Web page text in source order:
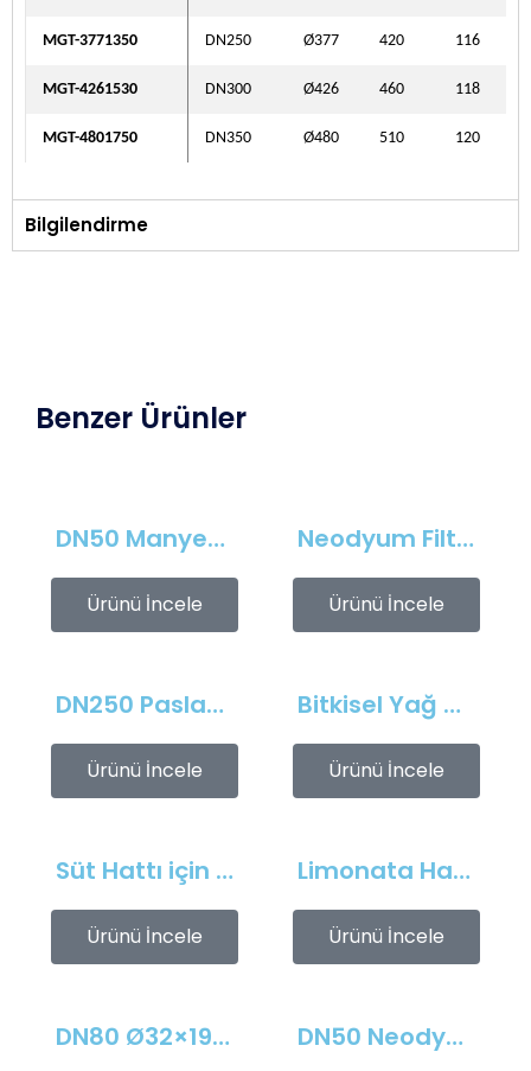
MGT-3771350 DN250 Ø377 420 116
MGT-4261530 DN300 Ø426 460 118
MGT-4801750 DN350 Ø480 510 120
Bilgilendirme
Benzer Ürünler
DN50 Manyetik Filtre – D25x170 mm Bar Boyu – Paslanmaz
Ürünü İncele
Neodyum Filtre Mıknatıs – Sıvı Hatlarda Metal Partikül Tutucu, Gıda ve Kimya Sanayi İçin Paslanmaz, Sızdırmaz ve Yüksek Gauss Manyetik Filtre Çözümü
Ürünü İncele
DN250 Paslanmaz Yüksek Basınca Dayanıklı Manyetik Filtre – Petrol Hatları İçin
Ürünü İncele
Bitkisel Yağ Dolum Hattı için DN80 Manşonlu Neodyum Manyetik Filtre – 304 Paslanmaz, 7–8 kGauss
Ürünü İncele
Süt Hattı için Metal Tutucu Manyetik Filtre – DN25 Flanşlı, Hijyenik Tasarım
Ürünü İncele
Limonata Hattı için Metal Tutucu Manyetik Filtre – DN50 Flanşlı, 4 bar, Hijyenik Tasarım
Ürünü İncele
DN80 Ø32×190 mm Flanşlı Manyetik Filtre | 5 Bar Basınca Dayanıklı Neodyum Metal Ayırıcı DN50 Neodyum Manyetik Filtre Mıknatısı – Bor Yağı ve Kesme Sıvısı için Metal Ayırıcı